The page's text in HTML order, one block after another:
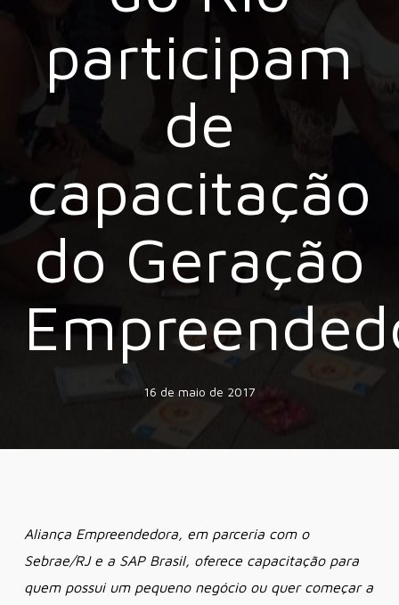
participam
de
capacitação
do Geração
16 de maio de 2017
Aliança Empreendedora, em parceria com o
Sebrae/RJ e a SAP Brasil, oferece capacitação para
quem possui um pequeno negócio ou quer começar a